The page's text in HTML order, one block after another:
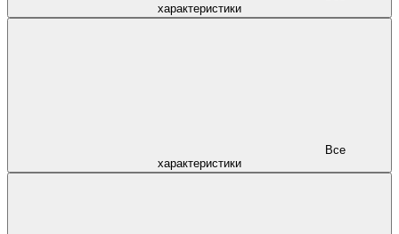
характеристики
характеристики